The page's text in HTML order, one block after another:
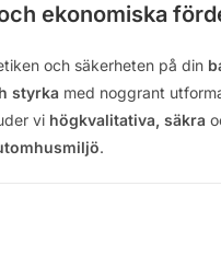
ekonomiska
och säkerheten på din
styrka med noggrant
vi högkvalitativa, säkra
.